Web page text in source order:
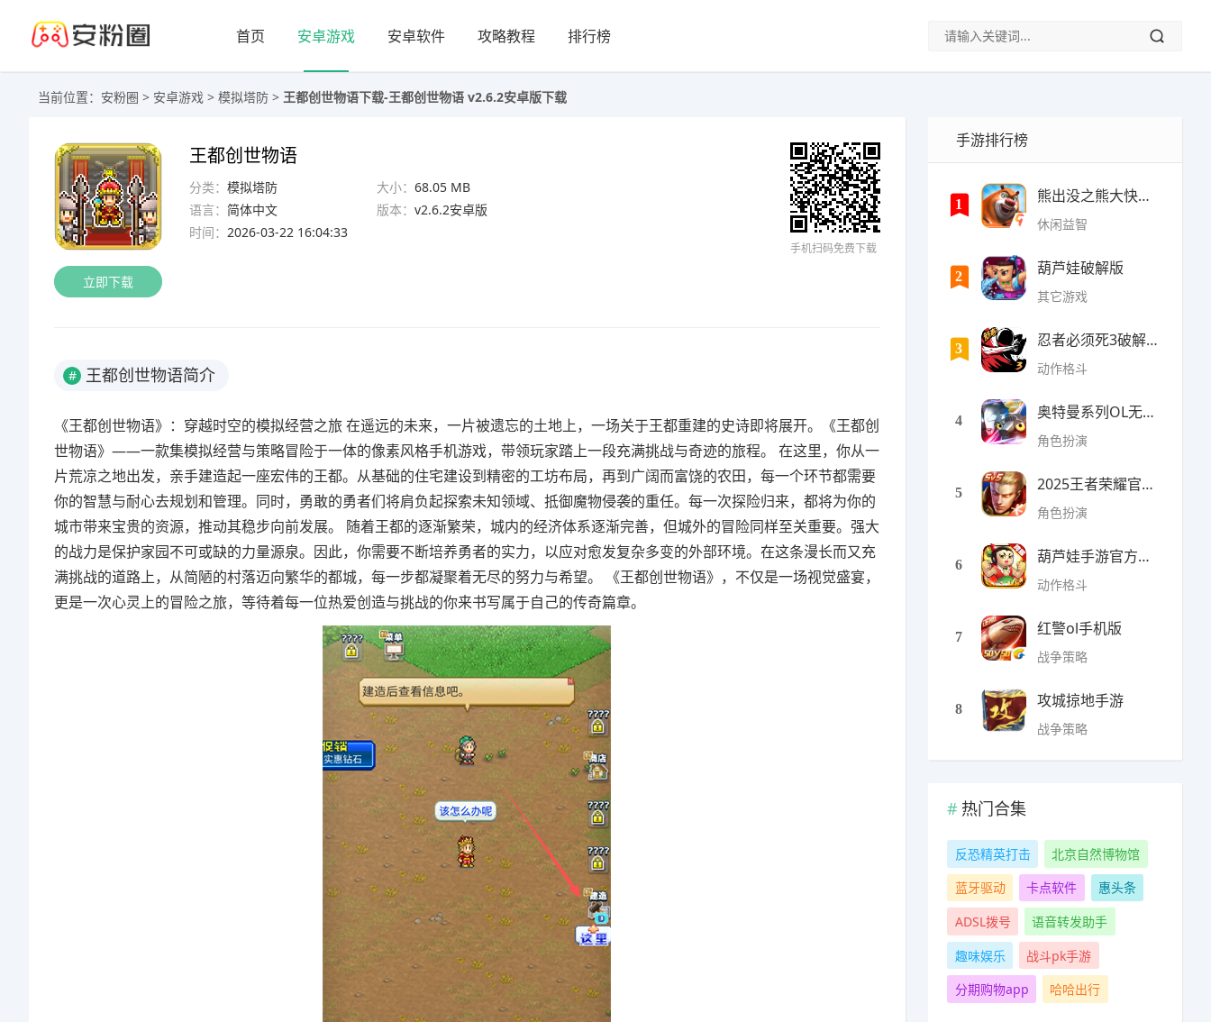
首页 安卓游戏 安卓软件 攻略教程 排行榜
当前位置： 安粉圈 > 安卓游戏 > 模拟塔防 > 王都创世物语下载-王都创世物语 v2.6.2安卓版下载
立即下载
王都创世物语
分类： 模拟塔防 大小： 68.05 MB
语言： 简体中文 版本： v2.6.2安卓版
时间： 2026-03-22 16:04:33
手机扫码免费下载
# 王都创世物语简介
《王都创世物语》：穿越时空的模拟经营之旅 在遥远的未来，一片被遗忘的土地上，一场关于王都重建的史诗即将展开。《王都创
世物语》——一款集模拟经营与策略冒险于一体的像素风格手机游戏，带领玩家踏上一段充满挑战与奇迹的旅程。 在这里，你从一
片荒凉之地出发，亲手建造起一座宏伟的王都。从基础的住宅建设到精密的工坊布局，再到广阔而富饶的农田，每一个环节都需要
你的智慧与耐心去规划和管理。同时，勇敢的勇者们将肩负起探索未知领域、抵御魔物侵袭的重任。每一次探险归来，都将为你的
城市带来宝贵的资源，推动其稳步向前发展。 随着王都的逐渐繁荣，城内的经济体系逐渐完善，但城外的冒险同样至关重要。强大
的战力是保护家园不可或缺的力量源泉。因此，你需要不断培养勇者的实力，以应对愈发复杂多变的外部环境。在这条漫长而又充
满挑战的道路上，从简陋的村落迈向繁华的都城，每一步都凝聚着无尽的努力与希望。 《王都创世物语》，不仅是一场视觉盛宴，
更是一次心灵上的冒险之旅，等待着每一位热爱创造与挑战的你来书写属于自己的传奇篇章。
手游排行榜
1 熊出没之熊大快跑内购破
休闲益智
2 葫芦娃破解版
其它游戏
3 忍者必须死3破解版无限勾
动作格斗
4 奥特曼系列OL无限光元(9
角色扮演
5 2025王者荣耀官方全服版本
角色扮演
6 葫芦娃手游官方最新版
动作格斗
7 红警ol手机版
战争策略
8 攻城掠地手游
战争策略
热门合集
反恐精英打击
北京自然博物馆
蓝牙驱动
卡点软件
惠头条
ADSL拨号
语音转发助手
趣味娱乐
战斗pk手游
分期购物app
哈哈出行